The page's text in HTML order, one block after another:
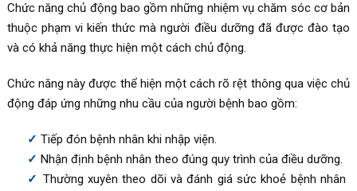
Chức năng chủ động bao gồm những nhiệm vụ chăm sóc cơ bản
thuộc phạm vi kiến thức mà người điều dưỡng đã được đào tạo
và có khả năng thực hiện một cách chủ động.
Chức năng này được thể hiện một cách rõ rệt thông qua việc chủ
động đáp ứng những nhu cầu của người bệnh bao gồm:
Tiếp đón bệnh nhân khi nhập viện.
Nhận định bệnh nhân theo đúng quy trình của điều dưỡng.
Thường xuyên theo dõi và đánh giá sức khoẻ bệnh nhân